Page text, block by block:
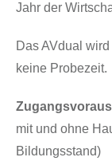
Jahr der
Das AVdual
keine Probezeit.
mit und ohne
Bildungsstand)